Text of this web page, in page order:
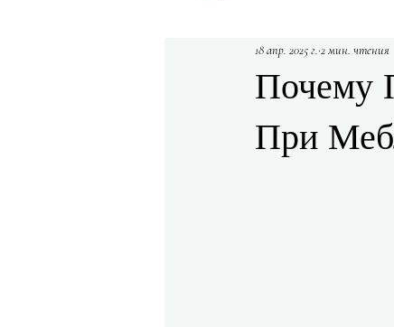
Почему
При
18 апр. 2025 г. 2 мин. чтения